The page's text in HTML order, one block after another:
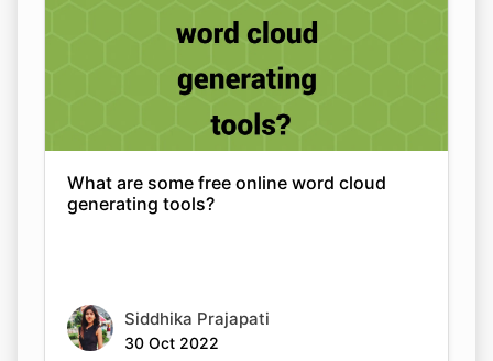
What are some free online word cloud
generating tools?
Siddhika Prajapati
30 Oct 2022